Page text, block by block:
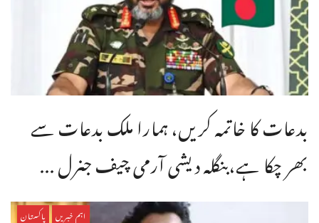
بدعات کا خاتمہ کریں، ہمارا ملک بدعات سے
بھر چکا ہے،بنگله دیشی آرمی چیف جنرل ...
اہم خبریں پاکستان